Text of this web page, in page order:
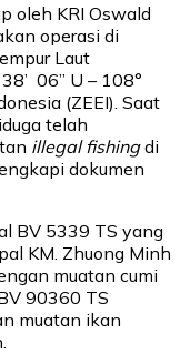
oleh KRI Oswald
operasi di
Laut
06’’ U – 108°
(ZEEI). Saat
telah
illegal fishingdi
dokumen
BV 5339 TS yang
KM. Zhuong Minh
muatan cumi
90360 TS
muatan ikan